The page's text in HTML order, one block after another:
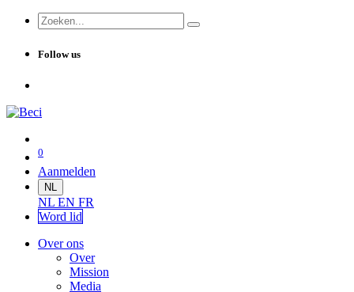
Follow us
0
Aanmelden
NL
NL EN FR
Word lid
Over ons
Over
Mission
Media